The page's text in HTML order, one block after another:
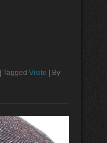
Tagged Visite
By